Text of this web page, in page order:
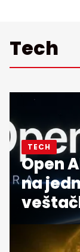
Tech
TECH
Open
na